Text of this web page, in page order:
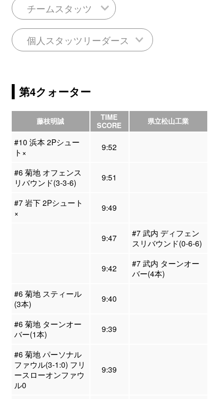
チームスタッツ
個人スタッツリーダース
第4クォーター
藤枝明誠
TIME
SCORE
県立松山工業
#10 浜本 2Pシュー
ト×
9:52
#6 菊地 オフェンス
リバウンド(3-3-6)
9:51
#7 岩下 2Pシュート
×
9:49
9:47
#7 武内 ディフェン
スリバウンド(0-6-6)
9:42
#7 武内 ターンオー
バー(4本)
#6 菊地 スティール
(3本)
9:40
#6 菊地 ターンオー
バー(1本)
9:39
#6 菊地 パーソナル
ファウル(3-1:0) フリ
ースローオンファウ
ル0
9:39